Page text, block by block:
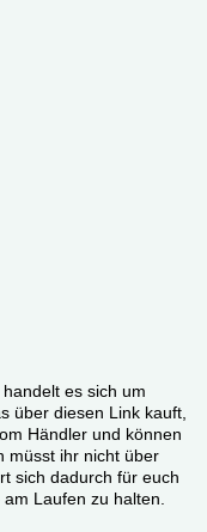
es sich um
über diesen Link kauft,
Händler und können
müsst ihr nicht über
sich dadurch für euch
Laufen zu halten.